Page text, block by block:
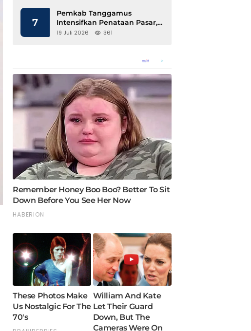
7
Pemkab Tanggamus
Intensifkan Penataan Pasar,
Pedagang Diajak Tempati
19 Juli 2026 361